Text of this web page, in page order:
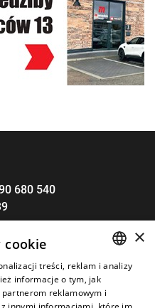
680 540
ENGLISH
×
cookie
treści, reklam i analizy
informacje o tym, jak
reklamowym i